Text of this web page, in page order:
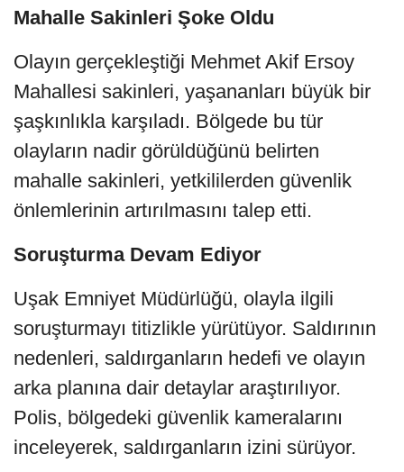
Mahalle Sakinleri Şoke Oldu
Olayın gerçekleştiği Mehmet Akif Ersoy
Mahallesi sakinleri, yaşananları büyük bir
şaşkınlıkla karşıladı. Bölgede bu tür
olayların nadir görüldüğünü belirten
mahalle sakinleri, yetkililerden güvenlik
önlemlerinin artırılmasını talep etti.
Soruşturma Devam Ediyor
Uşak Emniyet Müdürlüğü, olayla ilgili
soruşturmayı titizlikle yürütüyor. Saldırının
nedenleri, saldırganların hedefi ve olayın
arka planına dair detaylar araştırılıyor.
Polis, bölgedeki güvenlik kameralarını
inceleyerek, saldırganların izini sürüyor.